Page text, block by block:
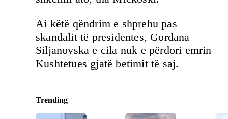
Ai këtë qëndrim e shprehu pas
skandalit të presidentes, Gordana
Siljanovska e cila nuk e përdori emrin
Kushtetues gjatë betimit të saj.
Trending